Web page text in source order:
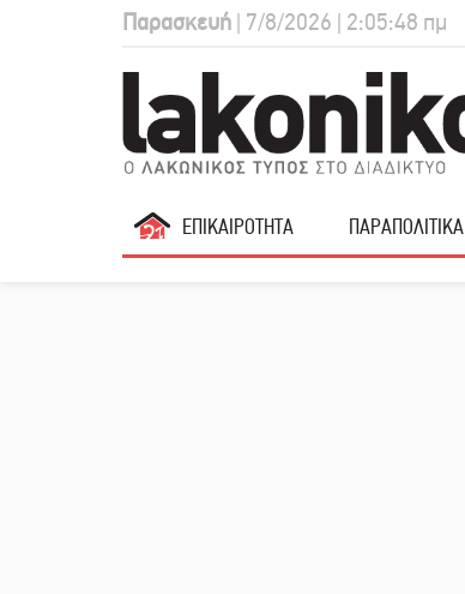
Παρασκευή | 7/8/2026 | 2:05:49 πμ
ΕΠΙΚΑΙΡΟΤΗΤΑ ΠΑΡΑΠΟΛΙΤΙΚΑ